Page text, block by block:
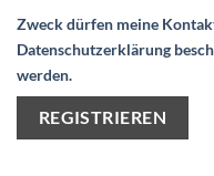
Zweck dürfen meine
Datenschutzerklärung
werden.